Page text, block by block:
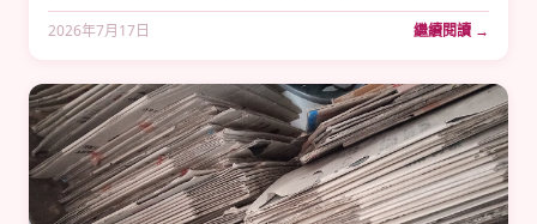
HK$500起供，搭配成本平均法輕鬆入門理財。
2026年7月17日 繼續閱讀 →